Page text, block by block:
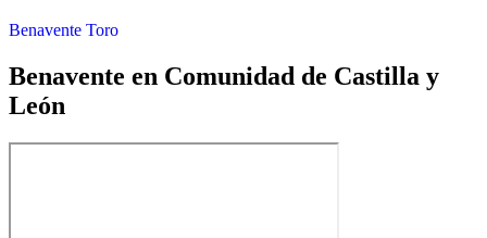
Benavente Toro
Benavente en Comunidad de Castilla y
León